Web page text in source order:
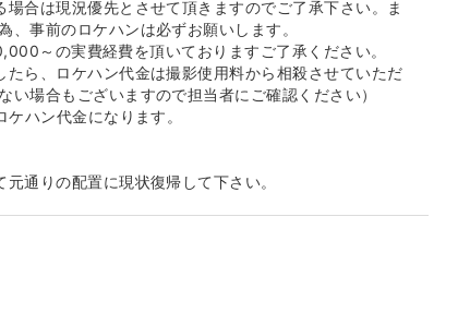
合は現況優先とさせて頂きますのでご了承下さい。ま
、事前のロケハンは必ずお願いします。
～の実費経費を頂いておりますご了承ください。
ら、ロケハン代金は撮影使用料から相殺させていただ
い場合もございますので担当者にご確認ください）
ハン代金になります。
通りの配置に現状復帰して下さい。